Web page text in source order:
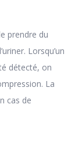
prendre du
Lorsqu’un
détecté, on
La
cas de